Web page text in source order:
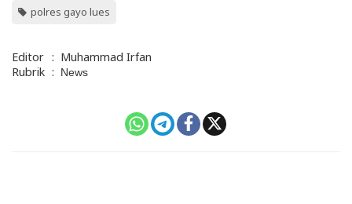
polres gayo lues
Editor : Muhammad Irfan
Rubrik : News